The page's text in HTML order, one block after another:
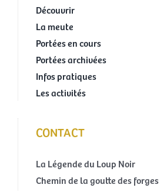
Découvrir
La meute
Portées en cours
Portées archivées
Infos pratiques
Les activités
CONTACT
La Légende du Loup Noir
Chemin de la goutte des forges